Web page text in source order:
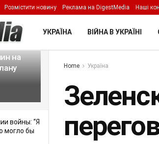
Filter
на
войны: “Я
могло бы
Розмістити новину Реклама на DigestMedia Наші
УКРАЇНА ВІЙНА В УКРАЇНІ
Home Україна